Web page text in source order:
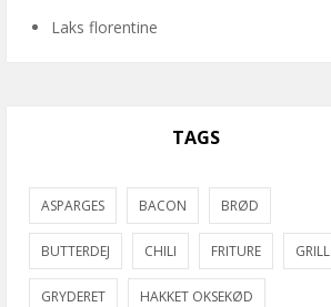
Laks florentine
TAGS
ASPARGES BACON BRØD
BUTTERDEJ CHILI FRITURE GRILL
GRYDERET HAKKET OKSEKØD